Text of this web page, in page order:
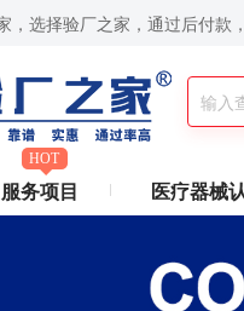
，选择验厂之家，通过后付款
证咨询,苹果验厂,华为验厂等一
HOT
服务项目 医疗器械